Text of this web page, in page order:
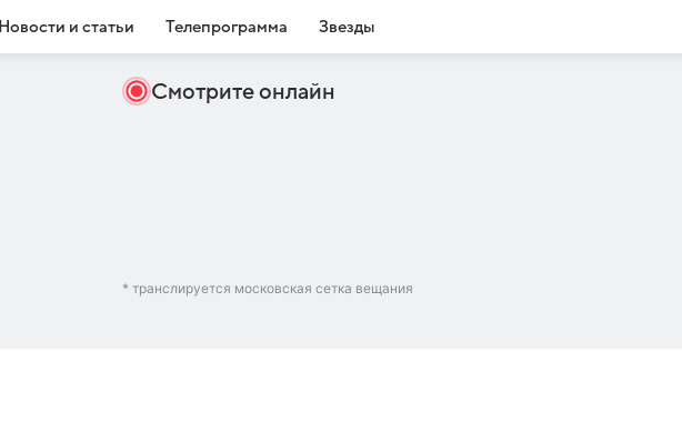
Новости и статьи Телепрограмма Звезды
Смотрите онлайн
* транслируется московская сетка вещания